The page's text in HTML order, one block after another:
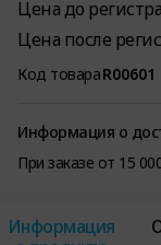
Цена до
Цена после
Код товараR00601
Информация о
При заказе от 15
Информация